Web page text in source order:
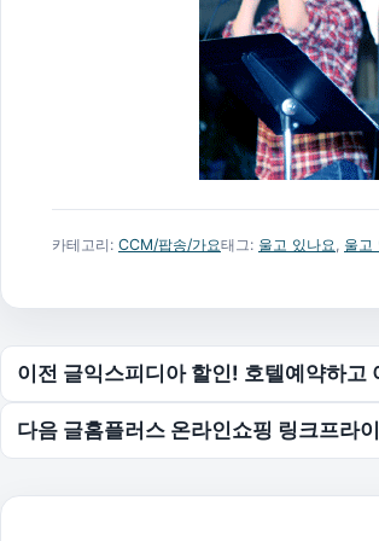
카테고리: CCM/팝송/가요태그: 울고 있나요 울고
글 탐색
이전 글익스피디아 할인! 호텔예약하고
다음 글홈플러스 온라인쇼핑 링크프라